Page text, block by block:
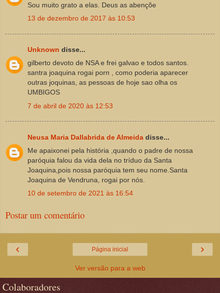
Sou muito grato a elas. Deus as abençõe
13 de dezembro de 2017 às 10:53
Unknown disse...
gilberto devoto de NSA e frei galvao e todos santos.
santra joaquina rogai porn , como poderia aparecer
outras joquinas, as pessoas de hoje sao olha os
UMBIGOS
7 de abril de 2020 às 12:53
Neusa Maria Dallabrida de Almeida disse...
Me apaixonei pela história ,quando o padre de nossa
paróquia falou da vida dela no tríduo da Santa
Joaquina,pois nossa paróquia tem seu nome.Santa
Joaquina de Vendruna, rogai por nós.
10 de setembro de 2021 às 16:54
Postar um comentário
‹ ›
Página inicial
Ver versão para a web
Colaboradores